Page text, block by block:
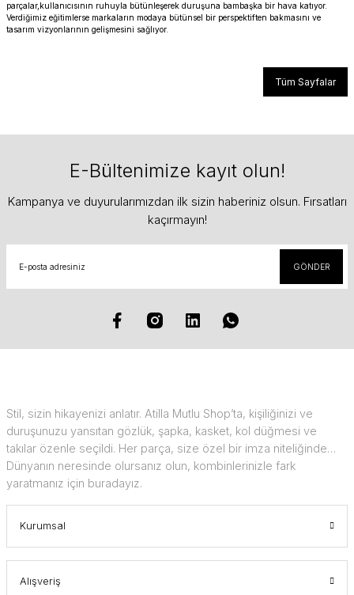
parçalar,kullanıcısının ruhuyla bütünleşerek duruşuna bambaşka bir hava katıyor.
Verdiğimiz eğitimlerse markaların modaya bütünsel bir perspektiften bakmasını ve
tasarım vizyonlarının gelişmesini sağlıyor.
Tüm Sayfalar
E-Bültenimize kayıt olun!
Kampanya ve duyurularımızdan ilk sizin haberiniz olsun. Fırsatları
kaçırmayın!
GÖNDER
Stil, sizin hikayenizi anlatır. Atilla Mutlu Shop’ta, kişiliğinizi ve
duruşunuzu yansıtan gözlük, şapka, kasket, kol düğmesi ve
takılar özenle seçildi. Her parça, size özel bir imza niteliğinde…
Dünyanın neresinde olursanız olun, kombinlerinizle fark
yaratmanız için buradayız.
Kurumsal
Alışveriş
Timeless Edition